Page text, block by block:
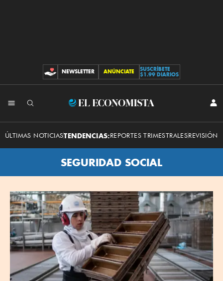
CONTRIBUCIONES
NEWSLETTER ANÚNCIATE
SUSCRÍBETE
$1.99 DIARIOS
El
Economista
ÚLTIMAS NOTICIASTENDENCIAS:REPORTES TRIMESTRALESREVISIÓN
SEGURIDAD SOCIAL